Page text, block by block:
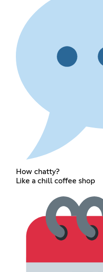
How chatty?
Like a chill coffee shop